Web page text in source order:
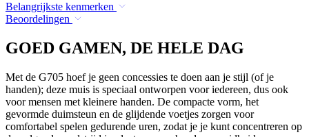
Belangrijkste kenmerken
Beoordelingen
GOED GAMEN, DE HELE DAG
Met de G705 hoef je geen concessies te doen aan je stijl (of je
handen); deze muis is speciaal ontworpen voor iedereen, dus ook
voor mensen met kleinere handen. De compacte vorm, het
gevormde duimsteun en de glijdende voetjes zorgen voor
comfortabel spelen gedurende uren, zodat je je kunt concentreren op